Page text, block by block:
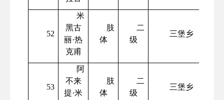
52
米
黑古
丽·热
克甫
肢
体
二
级
三堡乡
53
阿
不来
提·米
肢
体
二
级
三堡乡